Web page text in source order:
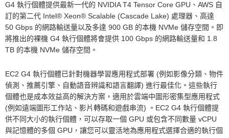
G4 執行個體提供最新一代的 NVIDIA T4 Tensor Core GPU、AWS 自
訂的第二代 Intel® Xeon® Scalable (Cascade Lake) 處理器、高達
50 Gbps 的網路輸送量以及多達 900 GB 的本機 NVMe 儲存空間。即
將推出的裸機 G4 執行個體將會提供 100 Gbps 的網路輸送量和 1.8
TB 的本機 NVMe 儲存空間。
EC2 G4 執行個體已針對機器學習應用程式部署 (例如影像分類、物件
偵測、推薦引擎、自動語音辨識和語言翻譯) 進行最佳化。這些執行
個體也是成本效益高的解決方案，適用於雲端中圖形密集型應用程式
(例如遠端圖形工作站、影片轉碼和遊戲串流) 。EC2 G4 執行個體提
供不同大小的執行個體，可以存取一個 GPU 或包含不同數量 vCPU
與記憶體的多個 GPU，讓您可以靈活地為應用程式選擇合適的執行個